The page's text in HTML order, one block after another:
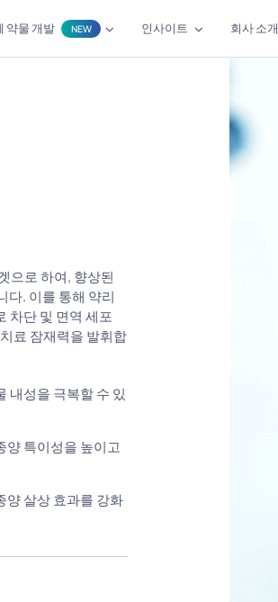
약물 개발 NEW 인사이트 회사 소개
으로 하여, 향상된
다. 이를 통해 약리
차단 및 면역 세포
료 잠재력을 발휘합
내성을 극복할 수 있
양 특이성을 높이고
양 살상 효과를 강화